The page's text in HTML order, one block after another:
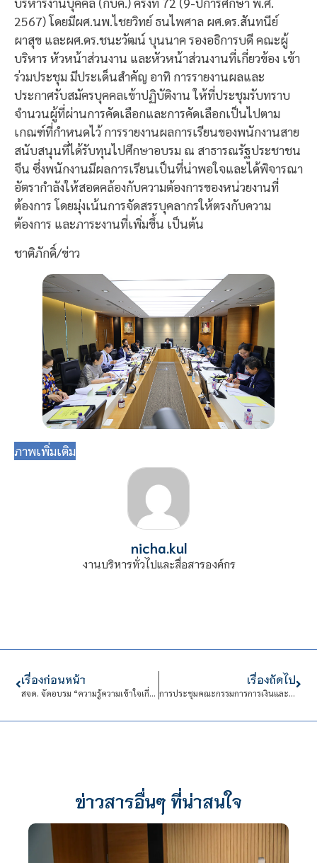
2567) โดยมีผศ.นพ.ไชยวิทย์ ธนไพศาล ผศ.ดร.สันทนีย์
ผาสุข และผศ.ดร.ชนะวัฒน์ บุนนาค รองอธิการบดี คณะผู้
บริหาร หัวหน้าส่วนงาน และหัวหน้าส่วนงานที่เกี่ยวข้อง เข้า
ร่วมประชุม มีประเด็นสำคัญ อาทิ การรายงานผลและ
ประกาศรับสมัครบุคคลเข้าปฏิบัติงาน ให้ที่ประชุมรับทราบ
จำนวนผู้ที่ผ่านการคัดเลือกและการคัดเลือกเป็นไปตาม
เกณฑ์ที่กำหนดไว้ การรายงานผลการเรียนของพนักงานสาย
สนับสนุนที่ได้รับทุนไปศึกษาอบรม ณ สาธารณรัฐประชาชน
จีน ซึ่งพนักงานมีผลการเรียนเป็นที่น่าพอใจและได้พิจารณา
อัตรากำลังให้สอดคล้องกับความต้องการของหน่วยงานที่
ต้องการ โดยมุ่งเน้นการจัดสรรบุคลากรให้ตรงกับความ
ต้องการ และภาระงานที่เพิ่มขึ้น เป็นต้น
ชาติภักดิ์/ข่าว
ภาพเพิ่มเติม
nicha.kul
งานบริหารทั่วไปและสื่อสารองค์กร
เรื่องก่อนหน้า
สจด. จัดอบรม “ความรู้ความเข้าใจเกี่ยวกับความปลอดภัยระหว่างการฝึกประสบการณ์ในสถานประกอบการ” ประจำปีการศึกษา 2567
เรื่องถัดไป
การประชุมคณะกรรมการการเงินและทรัพย์สิน (กบง.)
ข่าวสารอื่นๆ ที่น่าสนใจ